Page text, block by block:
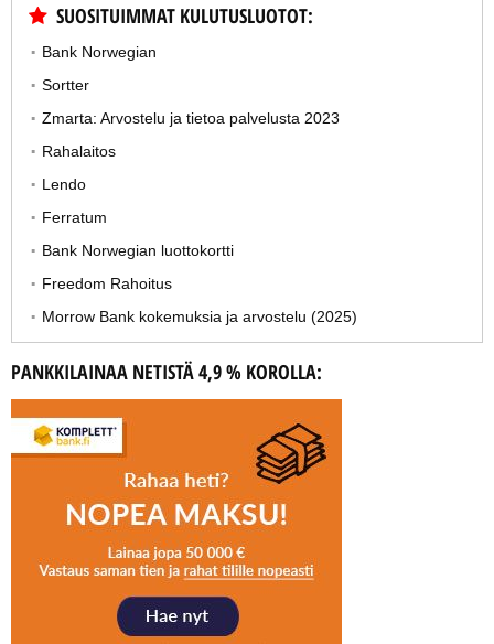
SUOSITUIMMAT KULUTUSLUOTOT:
Bank Norwegian
Sortter
Zmarta: Arvostelu ja tietoa palvelusta 2023
Rahalaitos
Lendo
Ferratum
Bank Norwegian luottokortti
Freedom Rahoitus
Morrow Bank kokemuksia ja arvostelu (2025)
PANKKILAINAA NETISTÄ 4,9 % KOROLLA: